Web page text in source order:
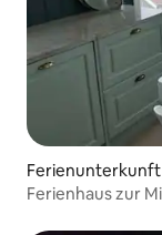
Ferienunterkunft
Ferienhaus zur